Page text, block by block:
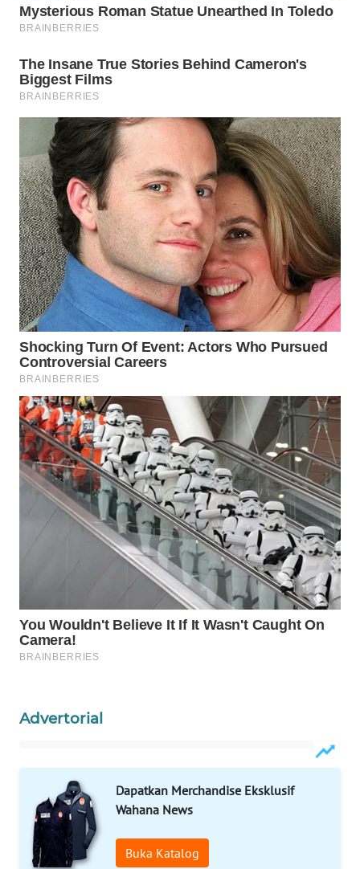
Advertorial
Dapatkan Merchandise Eksklusif
Wahana News
Buka Katalog
WAHANANEWS
ID
WAHANANEWS
CO ID
WAHANANEWS
NET
WAHANA
SPORT
WAHANA
UMKM
WAHANA
SELEB
WAHANA
WAHANA
OTOMOTIF
WAHANA
HEALTH
LAPAK
WAHANA
MASYARAKAT
KELISTRIKAN
WALINKI